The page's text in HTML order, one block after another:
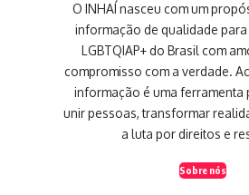
O INHAÍ nasceu com um
informação de qualidade
LGBTQIAP+ do Brasil com
compromisso com a verdade.
informação é uma ferramenta
unir pessoas, transformar
a luta por direitos e
Sobre nós